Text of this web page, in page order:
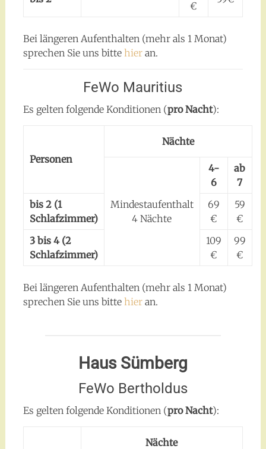
€
Bei längeren Aufenthalten (mehr als 1 Monat)
sprechen Sie uns bitte hieran.
FeWo Mauritius
Es gelten folgende Konditionen (pro Nacht):
Personen
Nächte
Mindestaufenthalt
4 Nächte
4-
6
ab
7
bis 2 (1
Schlafzimmer)
69
€
59
€
3 bis 4 (2
Schlafzimmer)
109
€
99
€
Bei längeren Aufenthalten (mehr als 1 Monat)
sprechen Sie uns bitte hieran.
Haus Sümberg
FeWo Bertholdus
Es gelten folgende Konditionen (pro Nacht):
Nächte